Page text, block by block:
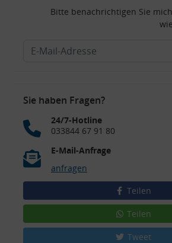
Bitte benachrichtigen Sie
Sie haben Fragen?
24/7-Hotline
033844 67 91 80
E-Mail-Anfrage
anfragen
Teilen
Teilen
Tweet